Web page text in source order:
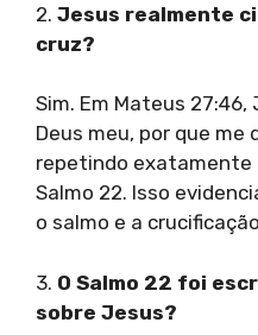
2. Jesus realmente
cruz?
Sim. Em Mateus 27:46,
Deus meu, por que me
repetindo exatamente
Salmo 22. Isso
o salmo e a
3. O Salmo 22 foi
sobre Jesus?